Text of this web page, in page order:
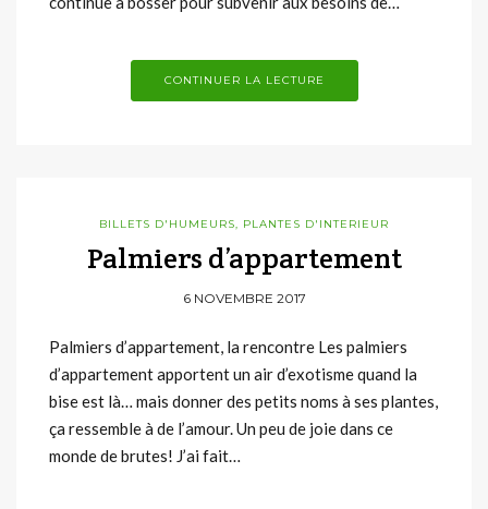
CONTINUER LA LECTURE
BILLETS D'HUMEURS, PLANTES D'INTERIEUR
Palmiers d’appartement
6 NOVEMBRE 2017
Palmiers d’appartement, la rencontre Les palmiers
d’appartement apportent un air d’exotisme quand la
bise est là… mais donner des petits noms à ses plantes,
ça ressemble à de l’amour. Un peu de joie dans ce
monde de brutes! J’ai fait…